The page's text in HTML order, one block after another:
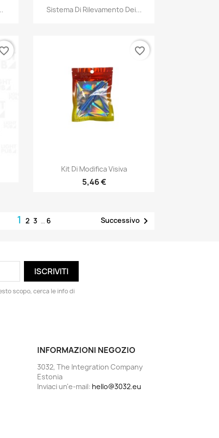
Sistema Di Rilevamento Dei...
Anteprima
Kit Di Modifica Visiva
5,46 €
Anteprima
favorite_border
123 … 6 Successivo
scopo, cerca le info di
INFORMAZIONI NEGOZIO
3032, The Integration Company
Estonia
Inviaci un'e-mail: hello@3032.eu